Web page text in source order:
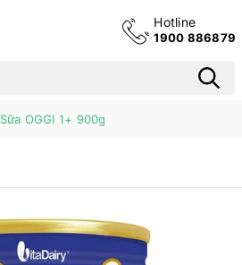
Hotline
1900 886879
Sữa OGGI 1+ 900g